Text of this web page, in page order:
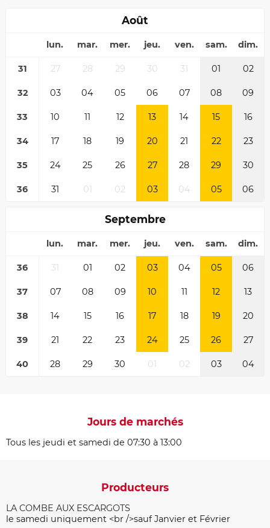
Août
lun. mar. mer. jeu. ven. sam. dim.
31 27 28 29 30 31 01 02
32 03 04 05 06 07 08 09
33 10 11 12 13 14 15 16
34 17 18 19 20 21 22 23
35 24 25 26 27 28 29 30
36 31 01 02 03 04 05 06
Septembre
lun. mar. mer. jeu. ven. sam. dim.
36 31 01 02 03 04 05 06
37 07 08 09 10 11 12 13
38 14 15 16 17 18 19 20
39 21 22 23 24 25 26 27
40 28 29 30 01 02 03 04
Jours de marchés
Tous les jeudi et samedi de 07:30 à 13:00
Producteurs
LA COMBE AUX ESCARGOTS
le samedi uniquement <br />sauf Janvier et Février